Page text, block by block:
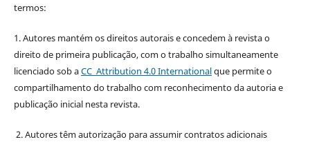
termos:
1. Autores mantém os direitos autorais e concedem à revista o
direito de primeira publicação, com o trabalho simultaneamente
licenciado sob aCC Attribution 4.0 Internationalque permite o
compartilhamento do trabalho com reconhecimento da autoria e
publicação inicial nesta revista.
2. Autores têm autorização para assumir contratos adicionais